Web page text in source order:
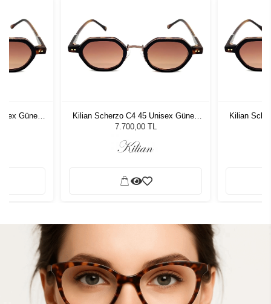
Güneş
Kilian Scherzo C4 45 Unisex Güneş
Gözlüğü
7.700,00 TL
Kilian